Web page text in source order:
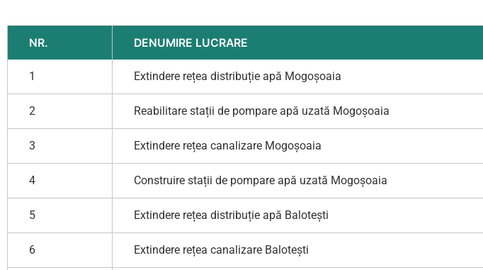
NR. DENUMIRE LUCRARE
1 Extindere rețea distribuție apă Mogoșoaia
2 Reabilitare stații de pompare apă uzată Mogoșoaia
3 Extindere rețea canalizare Mogoșoaia
4 Construire stații de pompare apă uzată Mogoșoaia
5 Extindere rețea distribuție apă Balotești
6 Extindere rețea canalizare Balotești